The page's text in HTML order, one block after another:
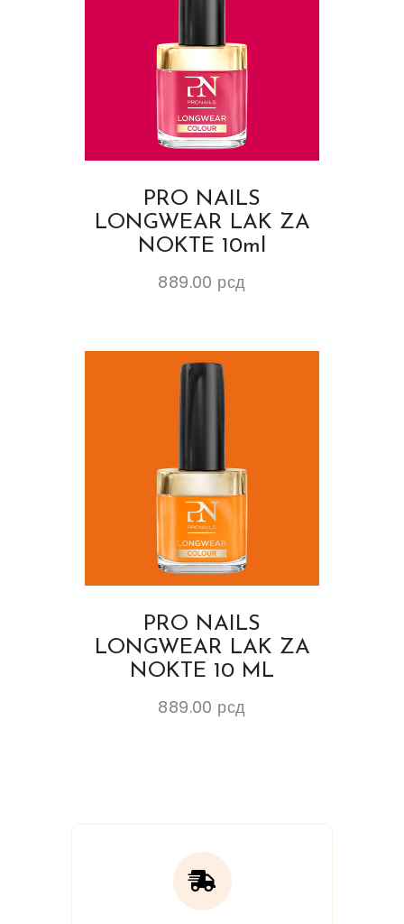
PRO NAILS
LONGWEAR LAK ZA
NOKTE 10ml
889.00 рсд
PRO NAILS
LONGWEAR LAK ZA
NOKTE 10 ML
889.00 рсд